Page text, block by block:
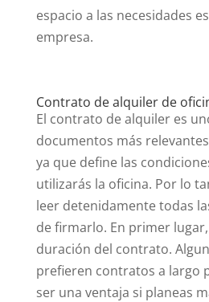
espacio a las necesidades
empresa.
Contrato de alquiler de
El contrato de alquiler es
documentos más
ya que define las
utilizarás la oficina. Por lo
leer detenidamente todas
de firmarlo. En primer
duración del contrato.
prefieren contratos a largo
ser una ventaja si planeas